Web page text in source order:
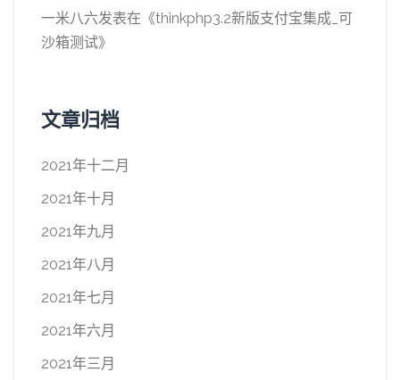
一米八六发表在《thinkphp3.2新版支付宝集成_可
沙箱测试》
文章归档
2021年十二月
2021年十月
2021年九月
2021年八月
2021年七月
2021年六月
2021年三月